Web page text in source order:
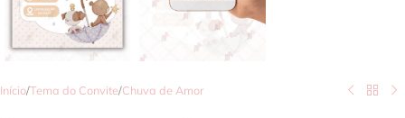
Início/Tema do Convite/Chuva de Amor